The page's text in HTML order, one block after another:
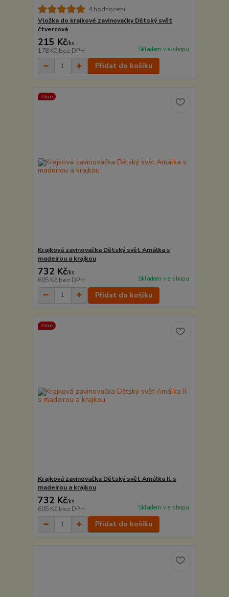
4 hodnocení
Vložka do krajkové zavinovačky Dětský svět
čtvercová
215 Kč/ks
178 Kč bez DPH Skladem v e-shopu
Přidat do košíku
Akce
Krajková zavinovačka Dětský svět Amálka s
madeirou a krajkou
732 Kč/ks
605 Kč bez DPH Skladem v e-shopu
Přidat do košíku
Akce
Krajková zavinovačka Dětský svět Amálka II. s
madeirou a krajkou
732 Kč/ks
605 Kč bez DPH Skladem v e-shopu
Přidat do košíku